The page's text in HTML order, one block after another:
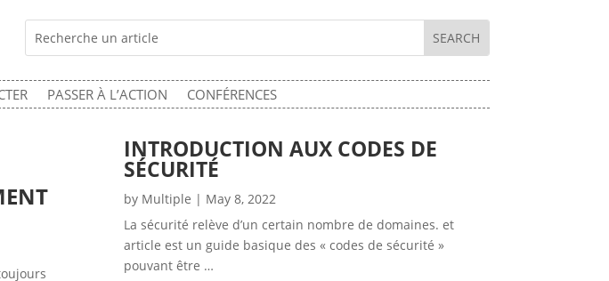
PASSER À L’ACTION CONFÉRENCES
INTRODUCTION AUX CODES DE
SÉCURITÉ
by Multiple | May 8, 2022
La sécurité relève d’un certain nombre de domaines. et
article est un guide basique des « codes de sécurité »
pouvant être …